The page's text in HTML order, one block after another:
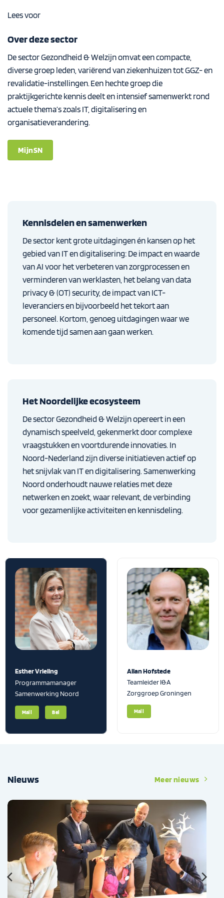
Lees voor
Over deze sector
De sector Gezondheid & Welzijn omvat een compacte,
diverse groep leden, variërend van ziekenhuizen tot GGZ- en
revalidatie-instellingen. Een hechte groep die
praktijkgerichte kennis deelt en intensief samenwerkt rond
actuele thema’s zoals IT, digitalisering en
organisatieverandering.
MijnSN
Kennisdelen en samenwerken
De sector kent grote uitdagingen én kansen op het
gebied van IT en digitalisering: De impact en waarde
van AI voor het verbeteren van zorgprocessen en
verminderen van werklasten, het belang van data
privacy & (OT) security, de impact van ICT-
leveranciers en bijvoorbeeld het tekort aan
personeel. Kortom, genoeg uitdagingen waar we
komende tijd samen aan gaan werken.
Het Noordelijke ecosysteem
De sector Gezondheid & Welzijn opereert in een
dynamisch speelveld, gekenmerkt door complexe
vraagstukken en voortdurende innovaties. In
Noord-Nederland zijn diverse initiatieven actief op
het snijvlak van IT en digitalisering. Samenwerking
Noord onderhoudt nauwe relaties met deze
netwerken en zoekt, waar relevant, de verbinding
voor gezamenlijke activiteiten en kennisdeling.
Esther Vrieling
Programmamanager
Samenwerking Noord
Mail Bel
Allan Hofstede
Teamleider I&A
Zorggroep Groningen
Mail
Nieuws Meer nieuws